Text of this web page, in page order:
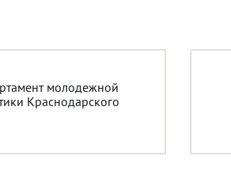
молодежной
Краснодарского